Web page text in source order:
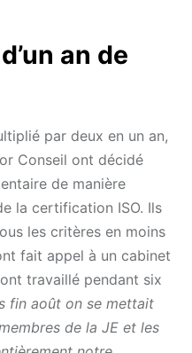
an de
par deux en un an,
Conseil ont décidé
de manière
la certification ISO. Ils
les critères en moins
fait appel à un cabinet
travaillé pendant six
fin août on se mettait
de la JE et les